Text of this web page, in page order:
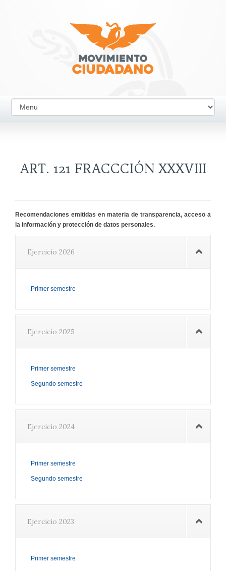
ART. 121 FRACCCIÓN XXXVIII
Recomendaciones emitidas en materia de transparencia, acceso a
la información y protección de datos personales.
Ejercicio 2026
Primer semestre
Ejercicio 2025
Primer semestre
Segundo semestre
Ejercicio 2024
Primer semestre
Segundo semestre
Ejercicio 2023
Primer semestre